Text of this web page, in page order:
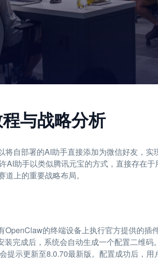
与战略分析
自部署的AI助手直接添加为微信好友，实
AI助手以类似腾讯元宝的方式，直接存在于
上的重要战略布局。
的终端设备上执行官方提供的插
完成后，系统会自动生成一个配置二维码。
提示更新至8.0.70最新版。配置成功后，用